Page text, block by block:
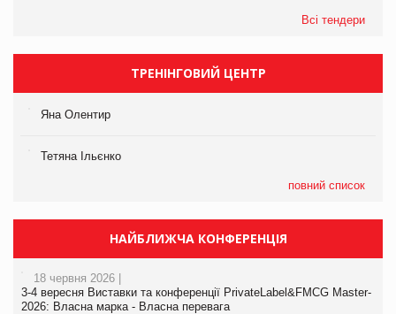
Всі тендери
ТРЕНІНГОВИЙ ЦЕНТР
Яна Олентир
Тетяна Ільєнко
повний список
НАЙБЛИЖЧА КОНФЕРЕНЦІЯ
18 червня 2026 |
3-4 вересня Виставки та конференції PrivateLabel&FMCG Master-
2026: Власна марка - Власна перевага